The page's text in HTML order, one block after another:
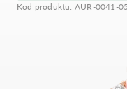
Kod produktu: AUR-0041-